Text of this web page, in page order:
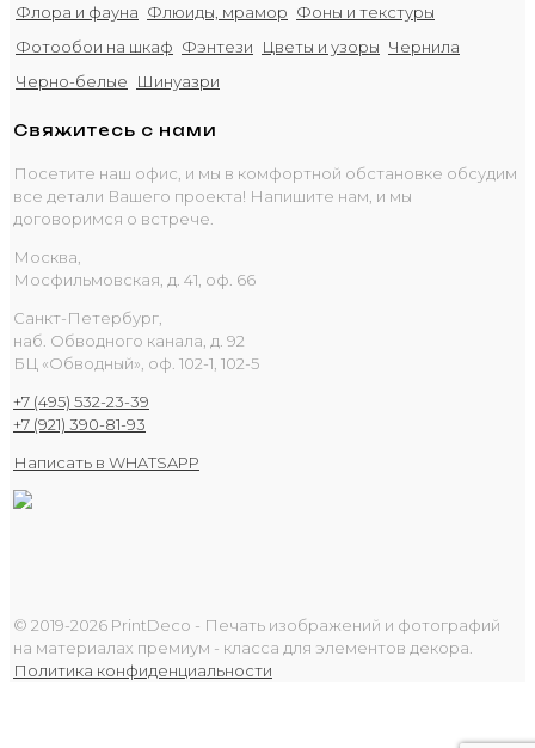
Флора и фауна Флюиды, мрамор Фоны и текстуры
Фотообои на шкаф Фэнтези Цветы и узоры Чернила
Черно-белые
Шинуазри
Свяжитесь с нами
Посетите наш офис, и мы в комфортной обстановке обсудим
все детали Вашего проекта! Напишите нам, и мы
договоримся о встрече.
Москва,
Мосфильмовская, д. 41, оф. 66
Санкт-Петербург,
наб. Обводного канала, д. 92
БЦ «Обводный», оф. 102-1, 102-5
+7 (495) 532-23-39
+7 (921) 390-81-93
Написать в WHATSAPP
© 2019-2026 PrintDeco - Печать изображений и фотографий
на материалах премиум - класса для элементов декора.
Политика конфиденциальности